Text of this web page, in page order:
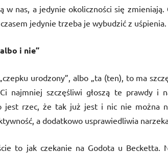
w nas, a jedynie okoliczności się zmieniają.
jedynie trzeba je wybudzić z uśpienia.
i nie”
urodzony”, albo „ta (ten), to ma
najmniej szczęśliwi głoszą te prawdy i
jest rzec, że tak już jest i nic nie można
a dodatkowo usprawiedliwia
to jak czekanie na Godota u Becketta.